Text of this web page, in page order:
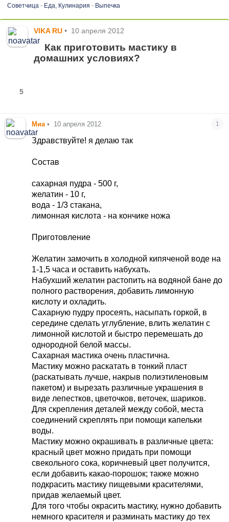
Советчица- Еда, Кулинария - Выпечка
VIKA RU • 10 апреля 2012
Как приготовить мастику в
домашних условиях?
5
Миа • 10 апреля 2012 1
Здравствуйте! я делаю так
Состав
сахарная пудра - 500 г,
желатин - 10 г,
вода - 1/3 стакана,
лимонная кислота - на кончике ножа
Приготовление
Желатин замочить в холодной кипяченой воде на
1-1,5 часа и оставить набухать.
Набухший желатин растопить на водяной бане до
полного растворения, добавить лимонную
кислоту и охладить.
Сахарную пудру просеять, насыпать горкой, в
середине сделать углубление, влить желатин с
лимонной кислотой и быстро перемешать до
однородной белой массы.
Сахарная мастика очень пластична.
Мастику можно раскатать в тонкий пласт
(раскатывать лучше, накрыв полиэтиленовым
пакетом) и вырезать различные украшения в
виде лепестков, цветочков, веточек, шариков.
Для скрепления деталей между собой, места
соединений скреплять при помощи капельки
воды.
Мастику можно окрашивать в различные цвета:
красный цвет можно придать при помощи
свекольного сока, коричневый цвет получится,
если добавить какао-порошок; также можно
подкрасить мастику пищевыми красителями,
придав желаемый цвет.
Для того чтобы окрасить мастику, нужно добавить
немного красителя и разминать мастику до тех